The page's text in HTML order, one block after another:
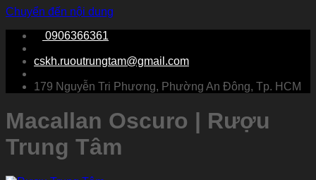
Chuyển đến nội dung
0906366361
cskh.ruoutrungtam@gmail.com
179 Nguyễn Tri Phương, Phường An Đông, Tp. HCM
Macallan Oscuro | Rượu
Trung Tâm